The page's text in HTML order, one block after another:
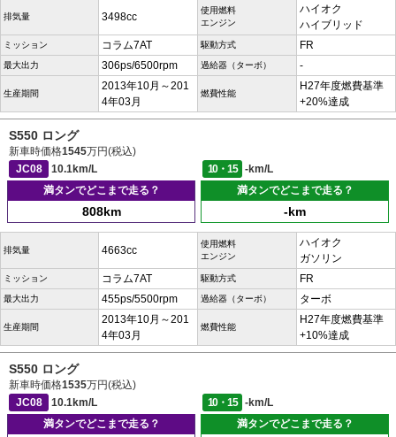
排気量 3498cc
使用燃料
エンジン
ハイオク
ハイブリッド
ミッション コラム7AT 駆動方式 FR
最大出力 306ps/6500rpm 過給器（ターボ） -
生産期間
2013年10月～201
4年03月
燃費性能
H27年度燃費基準
+20%達成
S550 ロング
新車時価格1545万円(税込)
JC08
10.1km/L 10・15
-km/L
満タンでどこまで走る？
808km
満タンでどこまで走る？
-km
排気量 4663cc
使用燃料
エンジン
ハイオク
ガソリン
ミッション コラム7AT 駆動方式 FR
最大出力 455ps/5500rpm 過給器（ターボ） ターボ
生産期間
2013年10月～201
4年03月
燃費性能
H27年度燃費基準
+10%達成
S550 ロング
新車時価格1535万円(税込)
JC08
10.1km/L 10・15
-km/L
満タンでどこまで走る？
満タンでどこまで走る？